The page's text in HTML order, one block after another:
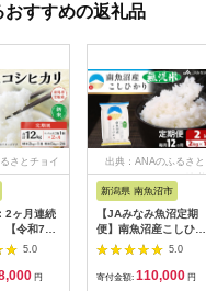
すすめの返礼品
さとチョイ
ス
2ヶ月連続
【令和7年
県村上市岩
コシヒカ
ックごは
5.0
円
出典：ANAのふるさと
納税
新潟県 南魚沼市
【JAみなみ魚沼定期
便】南魚沼産こしひか
り無洗米（2kg×全12
回）研がずに炊ける
節水 手間いらず 精米
5.0
寄付金額: 110,000 円